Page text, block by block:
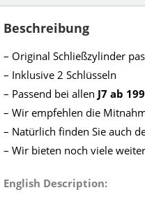
Beschreibung
– Original Schließzylinder
– Inklusive 2 Schlüsseln
– Passend bei allen J7 ab
– Wir empfehlen die
– Natürlich finden Sie auch
– Wir bieten noch viele
English Description: